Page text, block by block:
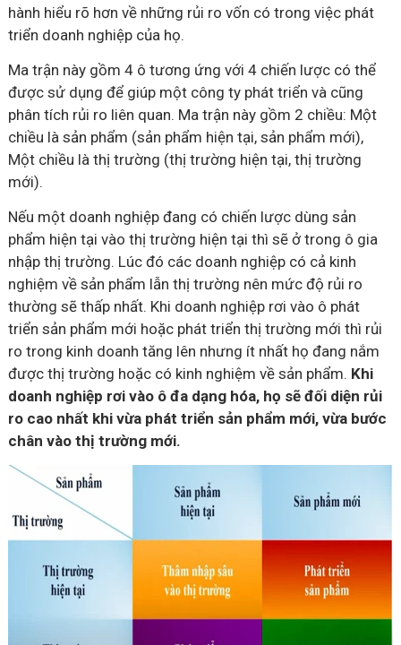
hành hiểu rõ hơn về những rủi ro vốn có trong việc phát
triển doanh nghiệp của họ.
Ma trận này gồm 4 ô tương ứng với 4 chiến lược có thể
được sử dụng để giúp một công ty phát triển và cũng
phân tích rủi ro liên quan. Ma trận này gồm 2 chiều: Một
chiều là sản phẩm (sản phẩm hiện tại, sản phẩm mới),
Một chiều là thị trường (thị trường hiện tại, thị trường
mới).
Nếu một doanh nghiệp đang có chiến lược dùng sản
phẩm hiện tại vào thị trường hiện tại thì sẽ ở trong ô gia
nhập thị trường. Lúc đó các doanh nghiệp có cả kinh
nghiệm về sản phẩm lẫn thị trường nên mức độ rủi ro
thường sẽ thấp nhất. Khi doanh nghiệp rơi vào ô phát
triển sản phẩm mới hoặc phát triển thị trường mới thì rủi
ro trong kinh doanh tăng lên nhưng ít nhất họ đang nắm
được thị trường hoặc có kinh nghiệm về sản phẩm. Khi
doanh nghiệp rơi vào ô đa dạng hóa, họ sẽ đối diện rủi
ro cao nhất khi vừa phát triển sản phẩm mới, vừa bước
chân vào thị trường mới.